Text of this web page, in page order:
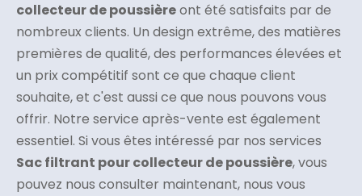
collecteur de poussièreont été satisfaits par de
nombreux clients. Un design extrême, des matières
premières de qualité, des performances élevées et
un prix compétitif sont ce que chaque client
souhaite, et c'est aussi ce que nous pouvons vous
offrir. Notre service après-vente est également
essentiel. Si vous êtes intéressé par nos services
Sac filtrant pour collecteur de poussière, vous
pouvez nous consulter maintenant, nous vous